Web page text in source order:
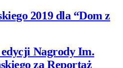
2019 dla “Dom z
Nagrody Im.
za Reportaż